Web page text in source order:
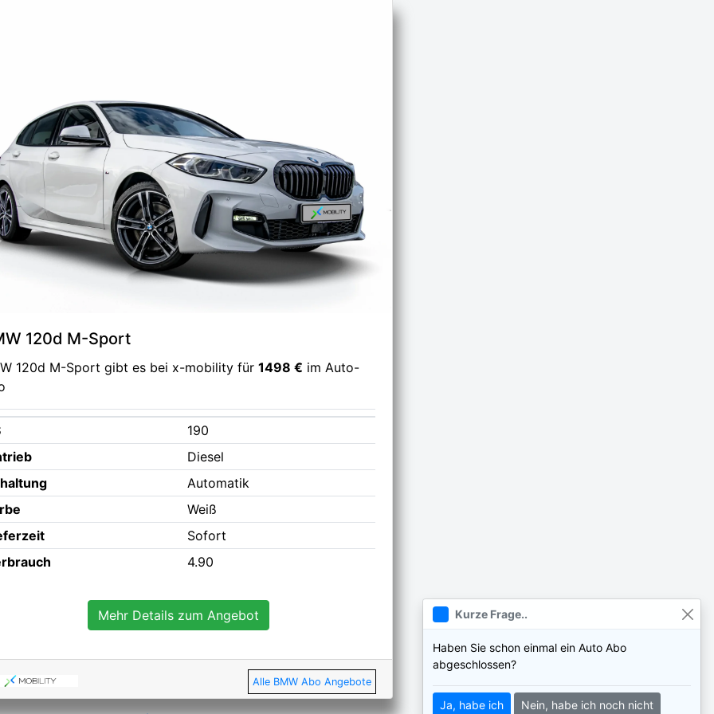
Kurze Frage..
Haben Sie schon einmal ein Auto Abo
abgeschlossen?
Ja, habe ich Nein, habe ich noch nicht
120d M-Sport
120d M-Sport gibt es bei x-mobility für1498 € im Auto-
190
Diesel
Automatik
Weiß
Sofort
4.90
Mehr Details zum Angebot
Alle BMW Abo Angebote